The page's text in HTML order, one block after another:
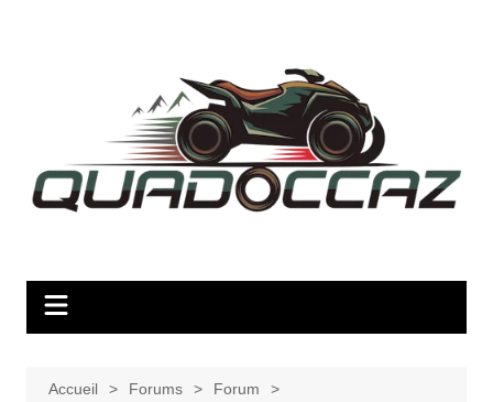
Accueil Forums
Forum